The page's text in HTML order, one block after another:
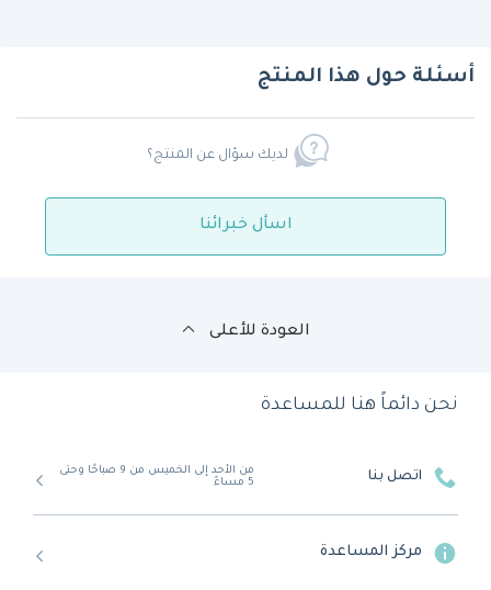
أسئلة حول هذا المنتج
لديك سؤال عن المنتج؟
اسأل خبرائنا
العودة للأعلى
نحن دائماً هنا للمساعدة
اتصل بنا
من الأحد إلى الخميس من 9 صباحًا وحتى
5 مساءً
مركز المساعدة